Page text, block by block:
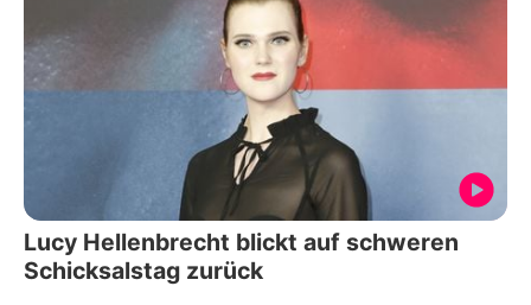
Lucy Hellenbrecht blickt auf schweren
Schicksalstag zurück